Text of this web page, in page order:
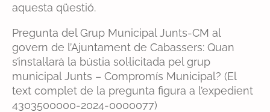
aquesta qüestió.
Pregunta del Grup Municipal Junts-CM al
govern de l’Ajuntament de Cabassers: Quan
s’instal·larà la bústia sol·licitada pel grup
municipal Junts – Compromís Municipal? (El
text complet de la pregunta figura a l’expedient
4303500000-2024-0000077)